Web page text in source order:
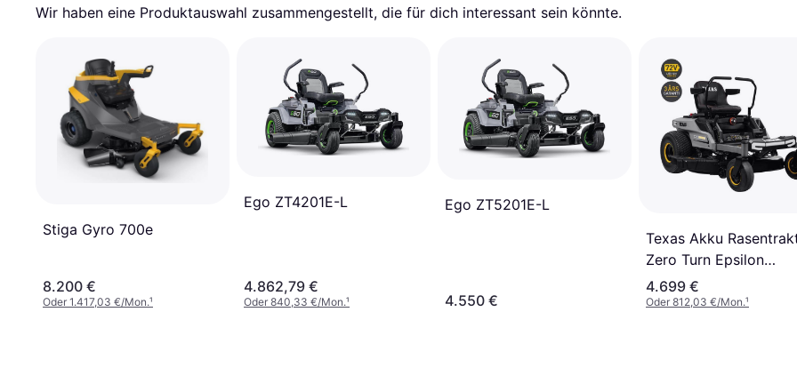
Wir haben eine Produktauswahl zusammengestellt, die für dich interessant sein könnte.
Stiga Gyro 700e
8.200 €
Oder 1.417,03 €/Mon.¹
Ego ZT4201E-L
4.862,79 €
Oder 840,33 €/Mon.¹
Ego ZT5201E-L
4.550 €
Texas Akku
Zero Turn Epsilon
ZT10700Li
4.699 €
Oder 812,03 €/Mon.¹